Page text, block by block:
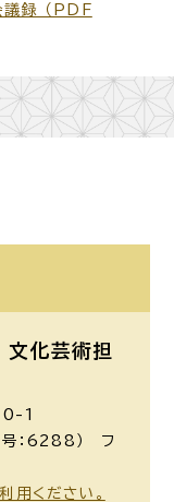
録 （PDF
文化芸術担
1
：6288） フ
用ください。